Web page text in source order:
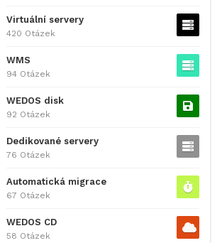
Virtuální servery
420 Otázek
WMS
94 Otázek
WEDOS disk
92 Otázek
Dedikované servery
76 Otázek
Automatická migrace
67 Otázek
WEDOS CD
58 Otázek